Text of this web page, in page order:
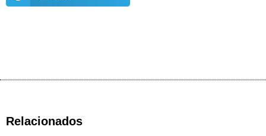
Relacionados